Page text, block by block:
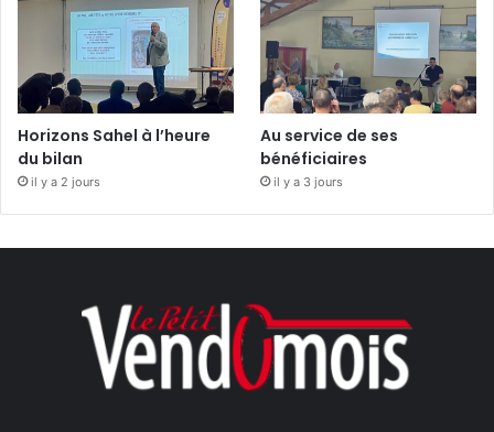
Horizons Sahel à l’heure
du bilan
il y a 2 jours
Au service de ses
bénéficiaires
il y a 3 jours